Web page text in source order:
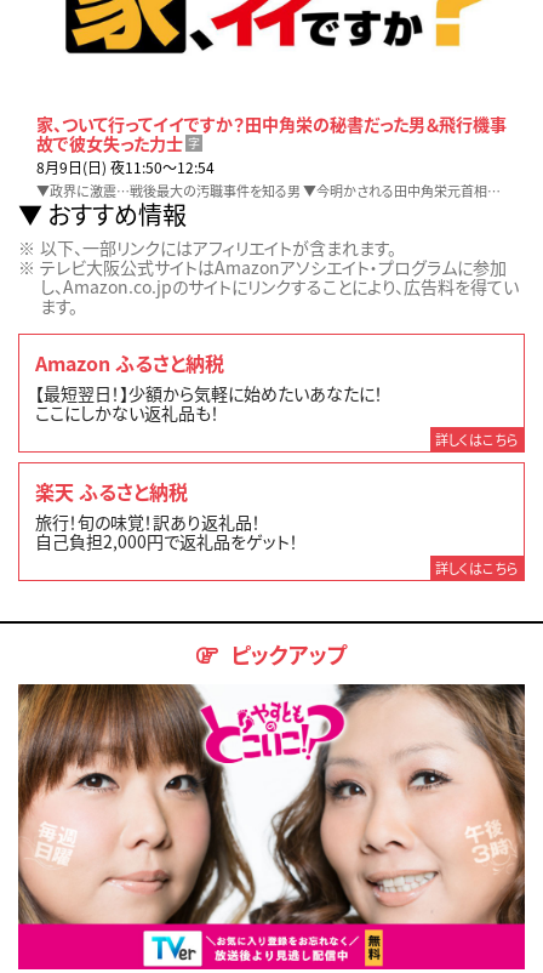
家、ついて行ってイイですか？田中角栄の秘書だった男＆飛行機事
故で彼女失った力士 字
8月9日(日) 夜11:50〜12:54
▼政界に激震…戦後最大の汚職事件を知る男 ▼今明かされる田中角栄元首相の素顔とは？ ▼日航機墜落事故で恋人を亡くした元力士 ▼家庭菜園の趣味を楽しむセカンドライフ
おすすめ情報
以下、一部リンクにはアフィリエイトが含まれます。
テレビ大阪公式サイトはAmazonアソシエイト・プログラムに参加
し、Amazon.co.jpのサイトにリンクすることにより、広告料を得てい
ます。
Amazon ふるさと納税
【最短翌日！】少額から気軽に始めたいあなたに！
ここにしかない返礼品も！
詳しくはこちら
楽天 ふるさと納税
旅行！旬の味覚！訳あり返礼品！
自己負担2,000円で返礼品をゲット！
詳しくはこちら
ピックアップ